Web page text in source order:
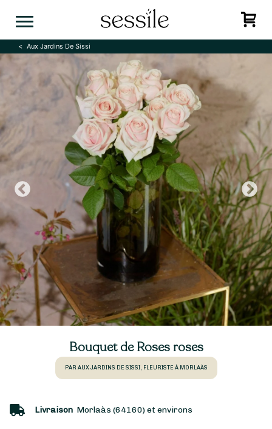
Aux Jardins De Sissi
Previous
Bouquet de Roses roses
PAR AUX JARDINS DE SISSI, FLEURISTE À MORLAÀS
Livraison Morlaàs (64160) et environs